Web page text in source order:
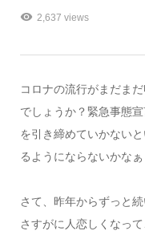
2,637 views
コロナの流行がまだま
でしょうか？緊急事態
を引き締めていかない
るようにならないかなぁ
さて、昨年からずっと
さすがに人恋しくなっ